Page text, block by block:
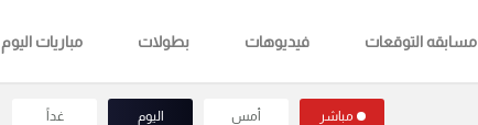
مسابقه التوقعات فيديوهات بطولات مباريات اليوم
مباشر أمس اليوم غداً